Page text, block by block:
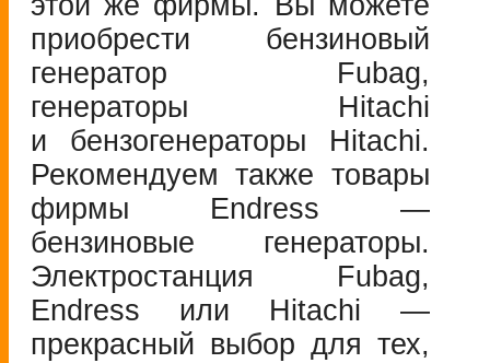
приобрести бензиновый
генератор Fubag,
генераторы Hitachi
и бензогенераторы Hitachi.
Рекомендуем также товары
фирмы Endress —
бензиновые генераторы.
Электростанция Fubag,
Endress или Hitachi —
прекрасный выбор для тех,